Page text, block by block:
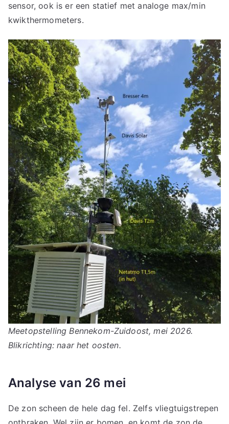
sensor, ook is er een statief met analoge max/min
kwikthermometers.
Meetopstelling Bennekom-Zuidoost, mei 2026.
Blikrichting: naar het oosten.
Analyse van 26 mei
De zon scheen de hele dag fel. Zelfs vliegtuigstrepen